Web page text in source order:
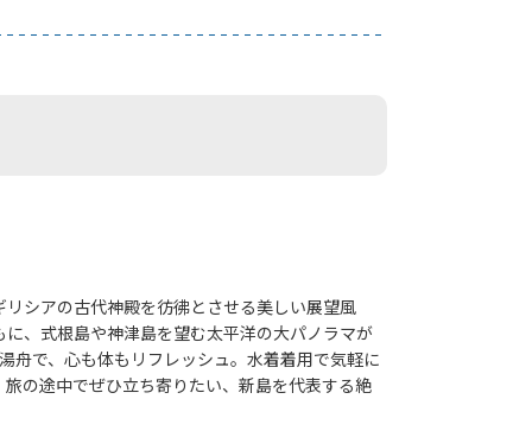
シアの古代神殿を彷彿とさせる美しい展望風
、式根島や神津島を望む太平洋の大パノラマが
舟で、心も体もリフレッシュ。水着着用で気軽に
の途中でぜひ立ち寄りたい、新島を代表する絶